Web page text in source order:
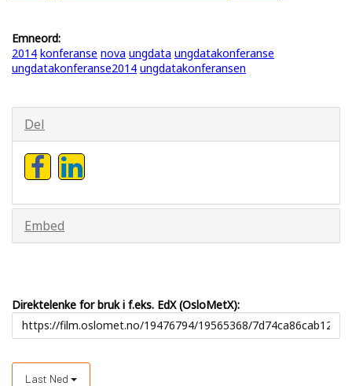
Emneord:
2014 konferanse nova ungdata ungdatakonferanse
ungdatakonferanse2014 ungdatakonferansen
Del
Embed
Direktelenke for bruk i f.eks. EdX (OsloMetX):
Last Ned